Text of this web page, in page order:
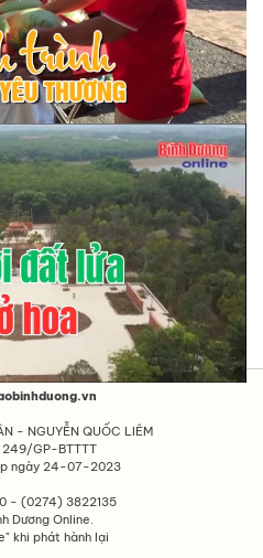
yêu thương
hoa
- NGUYỄN QUỐC LIÊM
249/GP-BTTTT
ngày 24-07-2023
- (0274) 3822135
Dương Online.
khi phát hành lại